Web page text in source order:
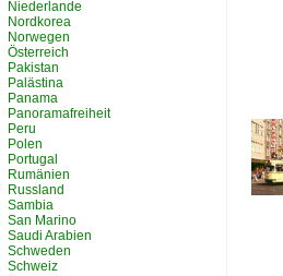
Niederlande
Nordkorea
Norwegen
Österreich
Pakistan
Palästina
Panama
Panoramafreiheit
Peru
Polen
Portugal
Rumänien
Russland
Sambia
San Marino
Saudi Arabien
Schweden
Schweiz